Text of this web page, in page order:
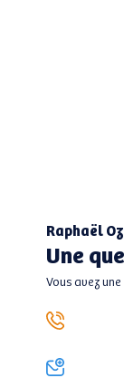
Raphaël
Une
Vous avez